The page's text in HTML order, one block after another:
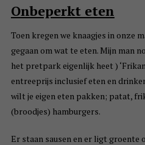
Onbeperkt eten
Toen kregen we knaagjes in onze
gegaan om wat te eten. Mijn man
het pretpark eigenlijk heet )
entreeprijs inclusief eten en
wilt je eigen eten pakken; patat,
(broodjes) hamburgers.
Er staan sausen en er ligt groente